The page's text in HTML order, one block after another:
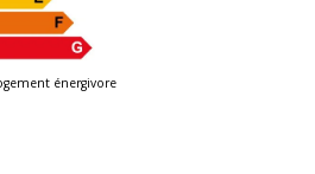
énergivore